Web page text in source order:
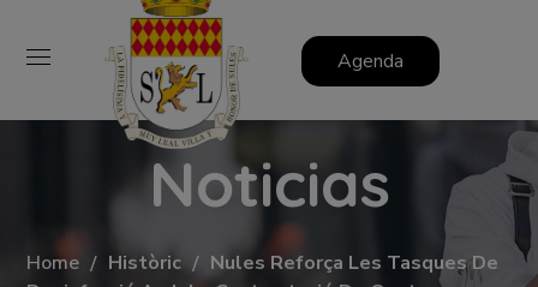
Agenda
Noticias
Home Històric
Nules Reforça Les Tasques De